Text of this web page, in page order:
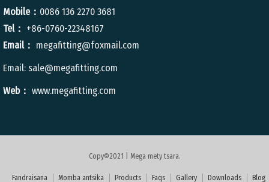
Mobile： 0086 136 2270 3681
Tel： +86-0760-22348167
Email： megafitting@foxmail.com
Email: sale@megafitting.com
Web： www.megafitting.com
Copy©2021 | Mega mety tsara.
Fandraisana Momba antsika Products Faqs Gallery Downloads Blog